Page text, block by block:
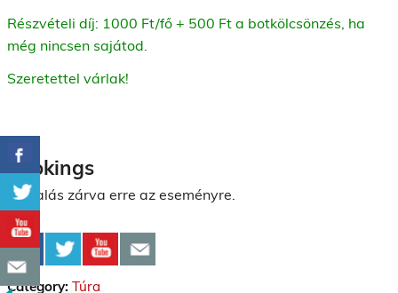
Részvételi díj: 1000 Ft/fő + 500 Ft a botkölcsönzés, ha
még nincsen sajátod.
Szeretettel várlak!
Bookings
Foglalás zárva erre az eseményre.
Category: Túra